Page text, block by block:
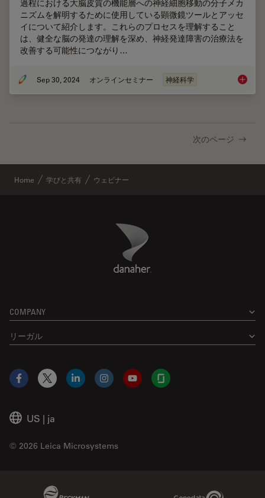
過程における大脳皮質の機能層への神経細胞移動の分子メカ
ニズムを解明するために使用している顕微鏡ツールとアッセ
イについて紹介します。これらのプロセスを理解すること
は、健全な脳の発達の理解を深め、神経発達障害の治療法を
改善する可能性につながり…
Sep 30, 2024 オンラインセミナー 神経科学 神経細
次のページ
Home 学びと共有 ウェビナー
Danaher Logo
COMPANY
リーガル
US | ja
© 2026 Leica Microsystems
Facebook
X LinkedInInstagramYouTubeGlassdoor
Genedata Link